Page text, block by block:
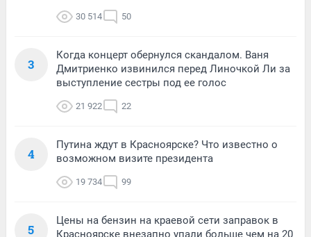
30 514 50
3
Когда концерт обернулся скандалом. Ваня
Дмитриенко извинился перед Линочкой Ли за
выступление сестры под ее голос
21 922 22
4
Путина ждут в Красноярске? Что известно о
возможном визите президента
19 734 99
5
Цены на бензин на краевой сети заправок в
Красноярске внезапно упали больше чем на 20